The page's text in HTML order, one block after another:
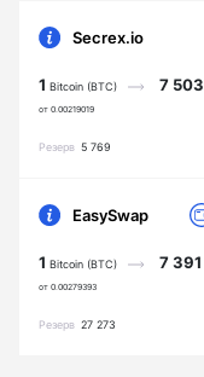
Secrex.io
1 Bitcoin (BTC)
от 0.00219019
7 503
Резерв 5 769
EasySwap
1 Bitcoin (BTC)
от 0.00279393
7 391
Резерв 27 273